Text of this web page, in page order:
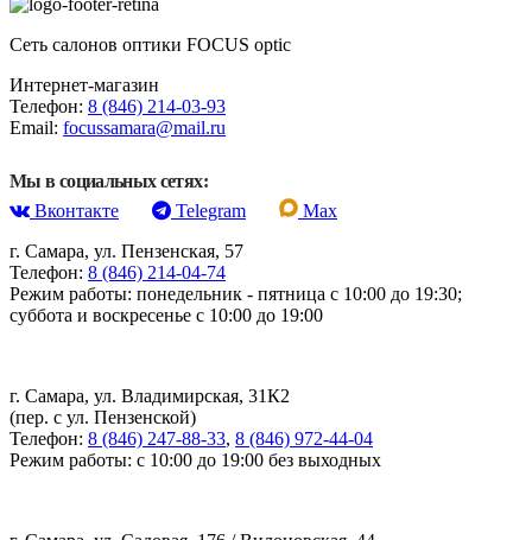
1
Сеть салонов оптики FOCUS optic
Интернет-магазин
Телефон: 8 (846) 214-03-93
Email: focussamara@mail.ru
Мы в социальных сетях:
Вконтакте
Telegram
Max
г. Самара, ул. Пензенская, 57
Телефон: 8 (846) 214-04-74
Режим работы: понедельник - пятница с 10:00 до 19:30;
суббота и воскресенье с 10:00 до 19:00
г. Самара, ул. Владимирская, 31К2
(пер. с ул. Пензенской)
Телефон: 8 (846) 247-88-33, 8 (846) 972-44-04
Режим работы: с 10:00 до 19:00 без выходных